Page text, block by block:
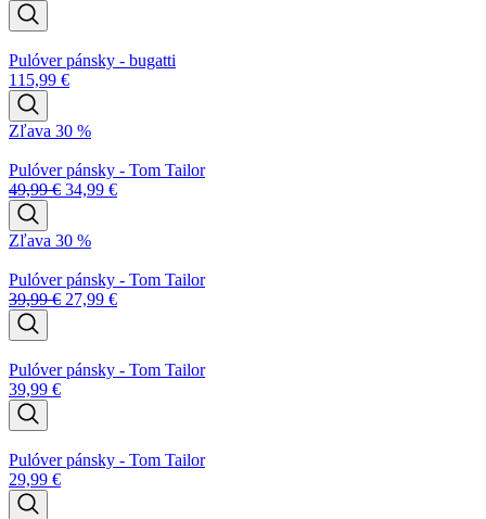
Pulóver pánsky - bugatti
115,99 €
Zľava 30 %
Pulóver pánsky - Tom Tailor
49,99€ 34,99 €
Zľava 30 %
Pulóver pánsky - Tom Tailor
39,99€ 27,99 €
Pulóver pánsky - Tom Tailor
39,99 €
Pulóver pánsky - Tom Tailor
29,99 €